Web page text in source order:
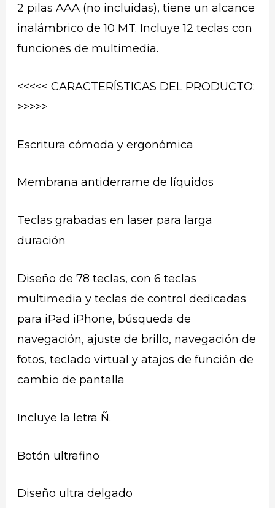
2 pilas AAA (no incluidas), tiene un alcance
inalámbrico de 10 MT. Incluye 12 teclas con
funciones de multimedia.
<<<<< CARACTERÍSTICAS DEL PRODUCTO:
>>>>>
Escritura cómoda y ergonómica
Membrana antiderrame de líquidos
Teclas grabadas en laser para larga
duración
Diseño de 78 teclas, con 6 teclas
multimedia y teclas de control dedicadas
para iPad iPhone, búsqueda de
navegación, ajuste de brillo, navegación de
fotos, teclado virtual y atajos de función de
cambio de pantalla
Incluye la letra Ñ.
Botón ultrafino
Diseño ultra delgado